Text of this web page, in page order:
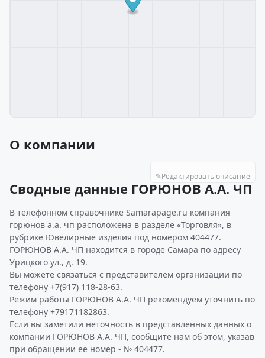
О компании
✎Редактировать описание
Сводные данные ГОРЮНОВ А.А. ЧП
В телефонном справочнике Samarapage.ru компания
горюнов а.а. чп расположена в разделе «Торговля», в
рубрике Ювелирные изделия под номером 404477.
ГОРЮНОВ А.А. ЧП находится в городе Самара по адресу
Урицкого ул., д. 19.
Вы можете связаться с представителем организации по
телефону +7(917) 118-28-63.
Режим работы ГОРЮНОВ А.А. ЧП рекомендуем уточнить по
телефону +79171182863.
Если вы заметили неточность в представленных данных о
компании ГОРЮНОВ А.А. ЧП, сообщите нам об этом, указав
при обращении ее номер - № 404477.